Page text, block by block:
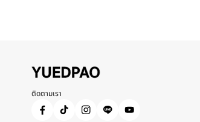
ติดตามเรา